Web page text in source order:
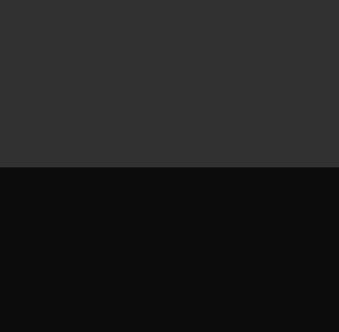
werkelijkheid